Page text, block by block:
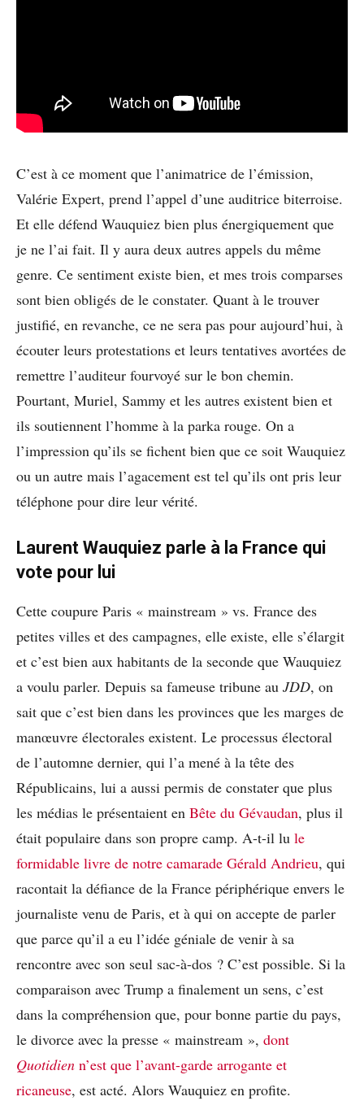
C’est à ce moment que l’animatrice de l’émission,
Valérie Expert, prend l’appel d’une auditrice biterroise.
Et elle défend Wauquiez bien plus énergiquement que
je ne l’ai fait. Il y aura deux autres appels du même
genre. Ce sentiment existe bien, et mes trois comparses
sont bien obligés de le constater. Quant à le trouver
justifié, en revanche, ce ne sera pas pour aujourd’hui, à
écouter leurs protestations et leurs tentatives avortées de
remettre l’auditeur fourvoyé sur le bon chemin.
Pourtant, Muriel, Sammy et les autres existent bien et
ils soutiennent l’homme à la parka rouge. On a
l’impression qu’ils se fichent bien que ce soit Wauquiez
ou un autre mais l’agacement est tel qu’ils ont pris leur
téléphone pour dire leur vérité.
Laurent Wauquiez parle à la France qui
vote pour lui
Cette coupure Paris « mainstream » vs. France des
petites villes et des campagnes, elle existe, elle s’élargit
et c’est bien aux habitants de la seconde que Wauquiez
a voulu parler. Depuis sa fameuse tribune au JDD, on
sait que c’est bien dans les provinces que les marges de
manœuvre électorales existent. Le processus électoral
de l’automne dernier, qui l’a mené à la tête des
Républicains, lui a aussi permis de constater que plus
les médias le présentaient en Bête du Gévaudan, plus il
était populaire dans son propre camp. A-t-il lu le
formidable livre de notre camarade Gérald Andrieu, qui
racontait la défiance de la France périphérique envers le
journaliste venu de Paris, et à qui on accepte de parler
que parce qu’il a eu l’idée géniale de venir à sa
rencontre avec son seul sac-à-dos ? C’est possible. Si la
comparaison avec Trump a finalement un sens, c’est
dans la compréhension que, pour bonne partie du pays,
le divorce avec la presse « mainstream », dont
Quotidien n’est que l’avant-garde arrogante et
ricaneuse, est acté. Alors Wauquiez en profite.